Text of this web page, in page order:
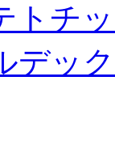
チ
デック